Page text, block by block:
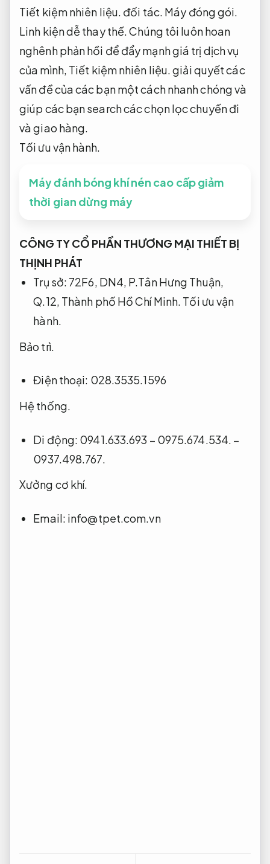
Tiết kiệm nhiên liệu. đối tác. Máy đóng gói.
Linh kiện dễ thay thế.Chúng tôi luôn hoan
nghênh phản hồi để đẩy mạnh giá trị dịch vụ
của mình, Tiết kiệm nhiên liệu.giải quyết các
vấn đề của các bạn một cách nhanh chóng và
giúp các bạn search các chọn lọc chuyến đi
và giao hàng.
Tối ưu vận hành.
Máy đánh bóng khí nén cao cấp giảm
thời gian dừng máy
CÔNG TY CỔ PHẦN THƯƠNG MẠI THIẾT BỊ
THỊNH PHÁT
Trụ sở: 72F6, DN4, P.Tân Hưng Thuận,
Q.12, Thành phố Hồ Chí Minh. Tối ưu vận
hành.
Bảo trì.
Điện thoại: 028.3535.1596
Hệ thống.
Di động: 0941.633.693 – 0975.674.534. –
0937.498.767.
Xưởng cơ khí.
Email: info@tpet.com.vn